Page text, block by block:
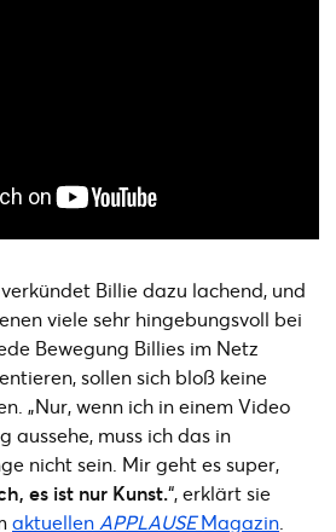
Billie dazu lachend, und
viele sehr hingebungsvoll bei
Bewegung Billies im Netz
sollen sich bloß keine
„Nur, wenn ich in einem Video
aussehe, muss ich das in
nicht sein. Mir geht es super,
es ist nur Kunst.“, erklärt sie
aktuellen APPLAUSEMagazin